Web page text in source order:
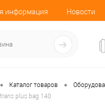
информация Новости
• Каталог товаров •
plus bag 140